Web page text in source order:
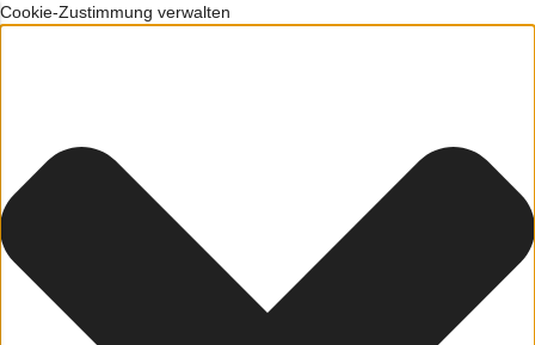
Cookie-Zustimmung verwalten